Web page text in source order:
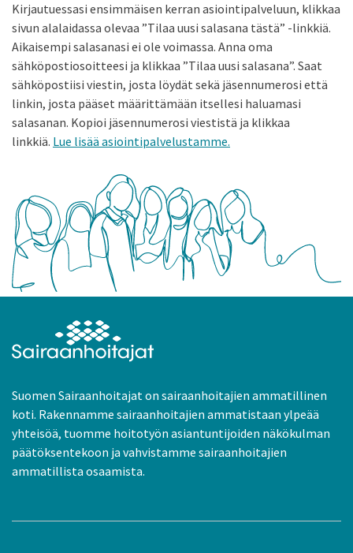
Kirjautuessasi ensimmäisen kerran asiointipalveluun, klikkaa
sivun alalaidassa olevaa ”Tilaa uusi salasana tästä” -linkkiä.
Aikaisempi salasanasi ei ole voimassa. Anna oma
sähköpostiosoitteesi ja klikkaa ”Tilaa uusi salasana”. Saat
sähköpostiisi viestin, josta löydät sekä jäsennumerosi että
linkin, josta pääset määrittämään itsellesi haluamasi
salasanan. Kopioi jäsennumerosi viestistä ja klikkaa
linkkiä. Lue lisää asiointipalvelustamme.
Suomen Sairaanhoitajat on sairaanhoitajien ammatillinen
koti. Rakennamme sairaanhoitajien ammatistaan ylpeää
yhteisöä, tuomme hoitotyön asiantuntijoiden näkökulman
päätöksentekoon ja vahvistamme sairaanhoitajien
ammatillista osaamista.